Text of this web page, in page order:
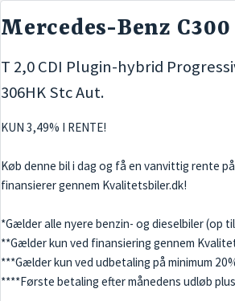
Mercedes-Benz C300
T 2,0 CDI Plugin-hybrid
306HK Stc Aut.
KUN 3,49% I RENTE!
Køb denne bil i dag og få en vanvittig rente
finansierer gennem Kvalitetsbiler.dk!
*Gælder alle nyere benzin- og dieselbiler (op
**Gælder kun ved finansiering gennem
***Gælder kun ved udbetaling på minimum
****Første betaling efter månedens udløb